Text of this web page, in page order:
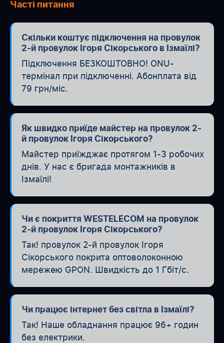
Часті питання
Скільки коштує підключення на провулок
2-й провулок Ігоря Сікорського в Ізмаїлі?
Підключення БЕЗКОШТОВНО! ONU-
термінал при підключенні. Абонплата від
79 грн/міс.
Як швидко приїде майстер на провулок 2-
й провулок Ігоря Сікорського?
Майстер приїжджає протягом 1-3 робочих
днів. У нас є бригада монтажників в
Ізмаїлі!
Чи є покриття WESTELECOM на провулок
2-й провулок Ігоря Сікорського?
Так! провулок 2-й провулок Ігоря
Сікорського покрита оптоволоконною
мережею GPON. Швидкість до 1 Гбіт/с.
Чи працює інтернет без світла в Ізмаїлі?
Так! Наше обладнання працює 96+ годин
без електрики.